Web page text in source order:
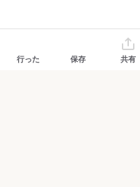
行った 保存 共有